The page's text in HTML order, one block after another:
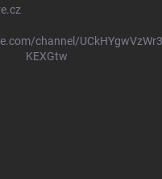
channel/
KEXGtw